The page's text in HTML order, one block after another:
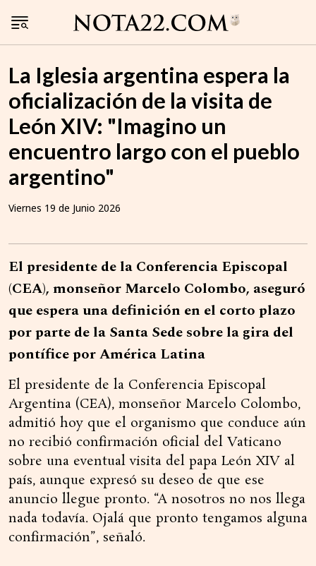
La Iglesia argentina espera la
oficialización de la visita de
León XIV: "Imagino un
encuentro largo con el pueblo
argentino"
Viernes 19 de Junio 2026
El presidente de la Conferencia Episcopal
(CEA), monseñor Marcelo Colombo, aseguró
que espera una definición en el corto plazo
por parte de la Santa Sede sobre la gira del
pontífice por América Latina
El presidente de la Conferencia Episcopal
Argentina (CEA), monseñor Marcelo Colombo,
admitió hoy que el organismo que conduce aún
no recibió confirmación oficial del Vaticano
sobre una eventual visita del papa León XIV al
país, aunque expresó su deseo de que ese
anuncio llegue pronto. “A nosotros no nos llega
nada todavía. Ojalá que pronto tengamos alguna
confirmación”, señaló.